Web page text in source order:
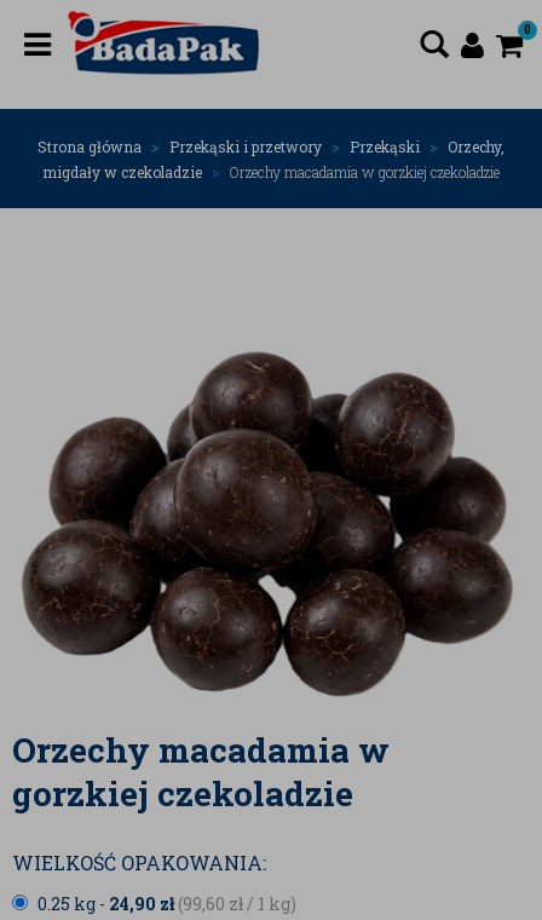
0
Strona główna Przekąski i przetwory Przekąski
Orzechy,
migdały w czekoladzie
Orzechy macadamia w gorzkiej czekoladzie
Orzechy macadamia w
gorzkiej czekoladzie
WIELKOŚĆ OPAKOWANIA:
0.25 kg - 24,90 zł(99,60 zł / 1 kg)